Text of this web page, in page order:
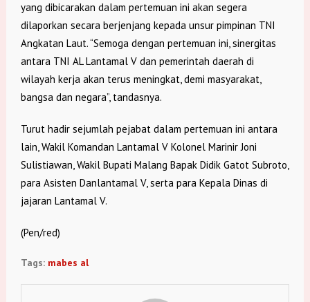
yang dibicarakan dalam pertemuan ini akan segera
dilaporkan secara berjenjang kepada unsur pimpinan TNI
Angkatan Laut. “Semoga dengan pertemuan ini, sinergitas
antara TNI AL Lantamal V dan pemerintah daerah di
wilayah kerja akan terus meningkat, demi masyarakat,
bangsa dan negara”, tandasnya.
Turut hadir sejumlah pejabat dalam pertemuan ini antara
lain, Wakil Komandan Lantamal V Kolonel Marinir Joni
Sulistiawan, Wakil Bupati Malang Bapak Didik Gatot Subroto,
para Asisten Danlantamal V, serta para Kepala Dinas di
jajaran Lantamal V.
(Pen/red)
Tags: mabes al